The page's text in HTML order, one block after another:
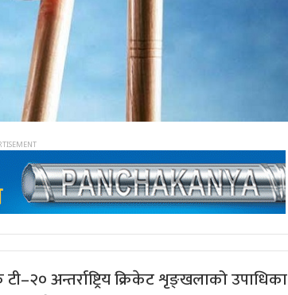
अन्तर्राष्ट्रिय क्रिकेट शृङ्खलाको उपाधिका